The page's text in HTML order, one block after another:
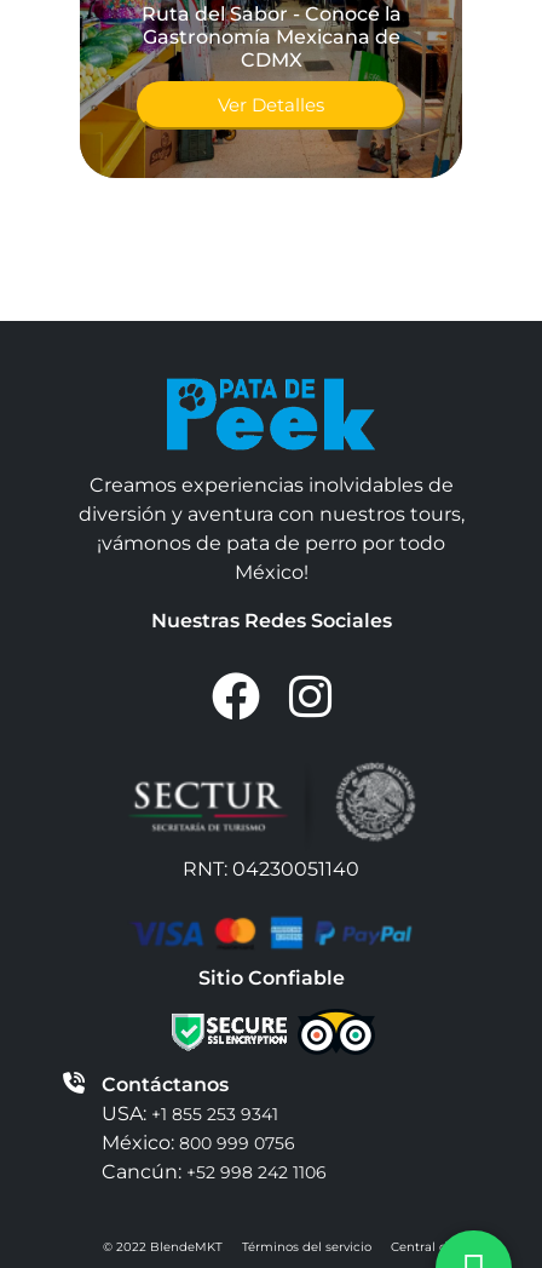
Ruta del Sabor - Conoce la
Gastronomía Mexicana de
CDMX
Ver Detalles
Creamos experiencias inolvidables de
diversión y aventura con nuestros tours,
¡vámonos de pata de perro por todo
México!
Nuestras Redes Sociales
RNT: 04230051140
Sitio Confiable
Contáctanos
USA: +1 855 253 9341
México: 800 999 0756
Cancún: +52 998 242 1106
© 2022 BlendeMKT Términos del servicio
Central de